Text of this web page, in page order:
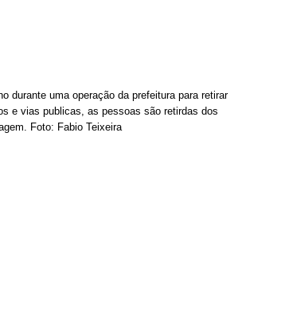
durante uma operação da prefeitura para retirar
e vias publicas, as pessoas são retirdas dos
Foto: Fabio Teixeira